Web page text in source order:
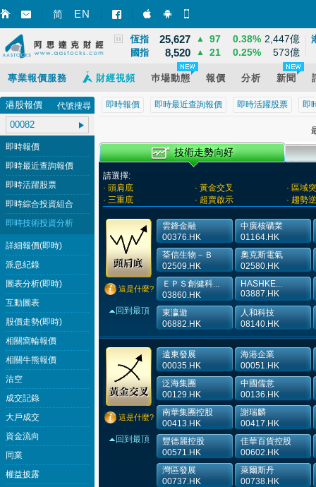
简 EN 智財迅 (iPhone)
智財迅 (Android)
上證 3,940
恆指 25,627 ▲ 97 0.38% 2,447億
國指 8,520 ▲ 21 0.25% 573億
專業報價服務 財經視頻 巿場動態 報價 分析 新聞
即時報價 即時最近查詢報價 即時活躍股票 即
請選擇:
· 頭肩底
· 黃金交叉
· 區域
· 三重底
· 超賣啟示 · 趨勢
這是什麼?
回到最頂
雲鋒金融
00376.HK
中廣核礦業
01164.HK
荃信生物－Ｂ
02509.HK
奧克斯電氣
02580.HK
ＥＰＳ創健科...
03860.HK
HASHKE...
03887.HK
東瀛遊
06882.HK
人和科技
08140.HK
這是什麼?
回到最頂
遠東發展
00035.HK
海港企業
00051.HK
泛海集團
00129.HK
中國儒意
00136.HK
南華集團控股
00413.HK
謝瑞麟
00417.HK
豐德麗控股
00571.HK
佳華百貨控股
00602.HK
灣區發展
00737.HK
萊爾斯丹
00738.HK
港股報價 代號搜尋
即時報價
即時最近查詢報價
即時活躍股票
即時綜合投資組合
即時技術投資分析
詳細報價(即時)
派息紀錄
圖表分析(即時)
互動圖表
股價走勢(即時)
相關窩輪報價
相關牛熊報價
沽空
成交記錄
大戶成交
資金流向
同業
權益披露